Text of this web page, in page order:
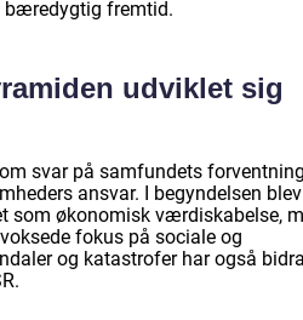
bæredygtig fremtid.
udviklet sig
svar på samfundets
ansvar. I begyndelsen blev
som økonomisk værdiskabelse,
fokus på sociale og
og katastrofer har også